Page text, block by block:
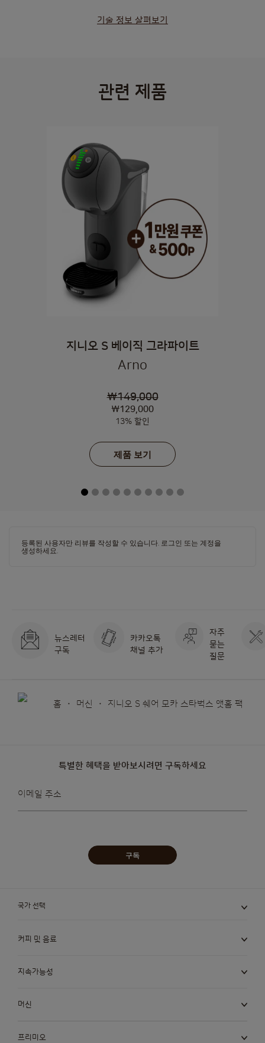
기술 정보 살펴보기
관련 제품
지니오 S 베이직 그라파이트
Arno
₩149,000
₩129,000
13% 할인
제품 보기
등록된 사용자만 리뷰를 작성할 수 있습니다. 로그인 또는 계정을
생성하세요
뉴스레터
구독
카카오톡
채널 추가
자주
묻는
질문
홈 머신 지니오 S 쉐어 모카 스타벅스 앳홈 팩
특별한 혜택을 받아보시려면 구독하세요
뉴스레터를
받아보겠습니다:
이메일 주소
구독
국가 선택
커피 및 음료
지속가능성
머신
프리미오